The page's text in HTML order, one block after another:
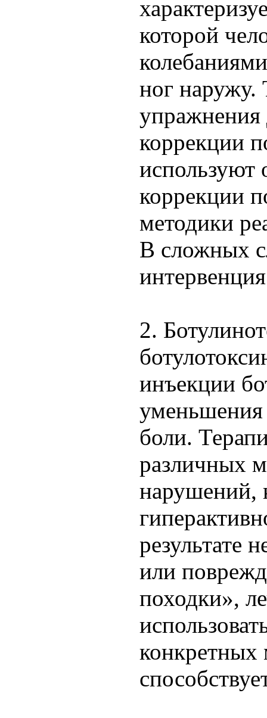
которой
ног наружу.
коррекции
используют
коррекции
методики
В сложных
2.
инъекции
боли.
различных
нарушений,
результате
или
походки»,